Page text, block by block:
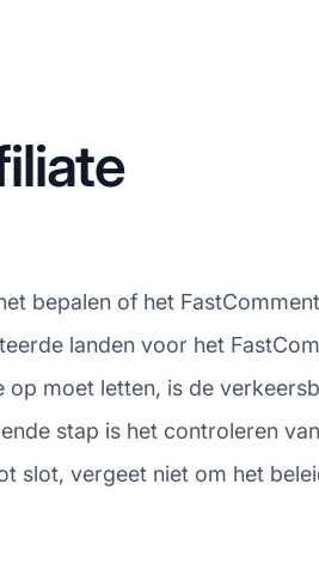
bepalen of het
landen voor het
moet letten, is de
stap is het controleren
slot, vergeet niet om het